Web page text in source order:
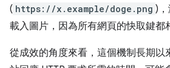
( https://x.example/doge.png )
載入圖片，因為所有網頁的快取鍵都
從成效的角度來看，這個機制長期以